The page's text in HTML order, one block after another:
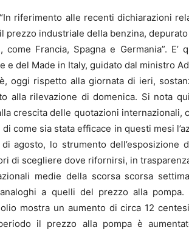
“In riferimento alle recenti dichiarazioni
prezzo industriale della benzina,
Francia, Spagna e Germania”.
e del Made in Italy, guidato dal ministro
oggi rispetto alla giornata di ieri,
alla rilevazione di domenica. Si nota
crescita delle quotazioni internazionali,
come sia stata efficace in questi mesi
agosto, lo strumento dell’esposizione
di scegliere dove rifornirsi, in
medie della scorsa scorsa
a quelli del prezzo alla
mostra un aumento di circa 12
il prezzo alla pompa è